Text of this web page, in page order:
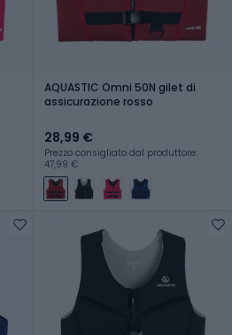
AQUASTIC Omni 50N gilet di
assicurazione rosso
28,99 €
Prezzo consigliato dal produttore:
47,99 €